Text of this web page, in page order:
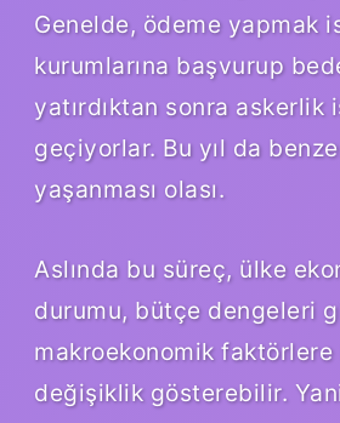
Genelde, ödeme yapmak
kurumlarına başvurup
yatırdıktan sonra askerlik
geçiyorlar. Bu yıl da
yaşanması olası.
Aslında bu süreç, ülke
durumu, bütçe dengeleri
makroekonomik faktörlere
değişiklik gösterebilir.